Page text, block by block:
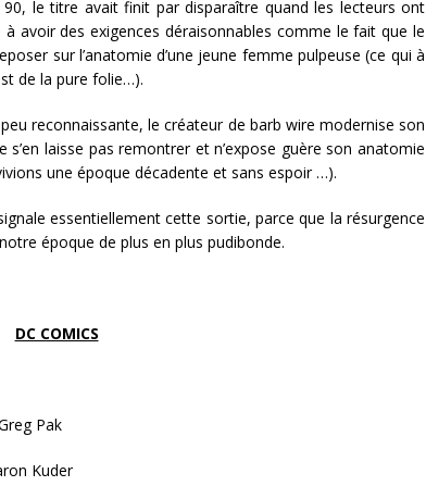
90, le titre avait finit par disparaître quand les lecteurs ont
avoir des exigences déraisonnables comme le fait que le
sur l’anatomie d’une jeune femme pulpeuse (ce qui à
de la pure folie…).
reconnaissante, le créateur de barb wire modernise son
laisse pas remontrer et n’expose guère son anatomie
une époque décadente et sans espoir …).
essentiellement cette sortie, parce que la résurgence
époque de plus en plus pudibonde.
DC COMICS
Pak
Kuder